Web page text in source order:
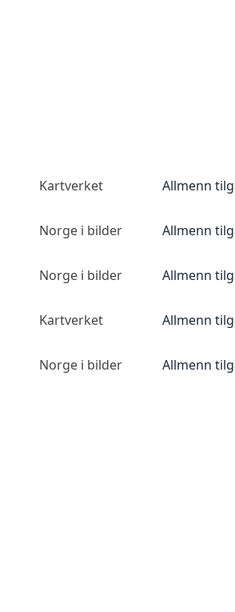
Kartverket Allmenn
Norge i bilder Allmenn
Norge i bilder Allmenn
Kartverket Allmenn
Norge i bilder Allmenn